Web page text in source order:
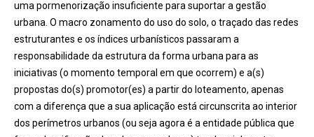
uma pormenorização insuficiente para suportar a gestão
urbana. O macro zonamento do uso do solo, o traçado das redes
estruturantes e os índices urbanísticos passaram a
responsabilidade da estrutura da forma urbana para as
iniciativas (o momento temporal em que ocorrem) e a(s)
propostas do(s) promotor(es) a partir do loteamento, apenas
com a diferença que a sua aplicação está circunscrita ao interior
dos perímetros urbanos (ou seja agora é a entidade pública que